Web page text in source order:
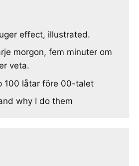
effect, illustrated.
morgon, fem minuter om
veta.
100 låtar före 00-talet
why I do them